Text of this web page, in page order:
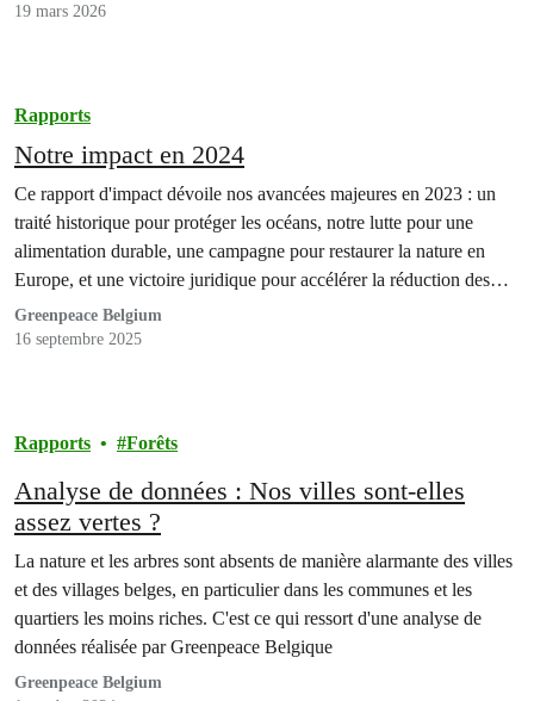
19 mars 2026
Rapports
Notre impact en 2024
Ce rapport d'impact dévoile nos avancées majeures en 2023 : un
traité historique pour protéger les océans, notre lutte pour une
alimentation durable, une campagne pour restaurer la nature en
Europe, et une victoire juridique pour accélérer la réduction des
émissions de gaz à effet de serre.
Greenpeace Belgium
16 septembre 2025
Rapports Forêts
Analyse de données : Nos villes sont-elles
assez vertes ?
La nature et les arbres sont absents de manière alarmante des villes
et des villages belges, en particulier dans les communes et les
quartiers les moins riches. C'est ce qui ressort d'une analyse de
données réalisée par Greenpeace Belgique
Greenpeace Belgium